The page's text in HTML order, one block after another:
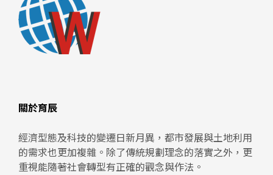
關於育辰
經濟型態及科技的變遷日新月異，都市發展與土地利用
的需求也更加複雜。除了傳統規劃理念的落實之外，更
重視能隨著社會轉型有正確的觀念與作法。